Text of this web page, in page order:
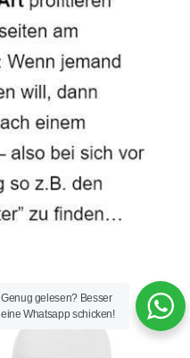
Genug gelesen? Besser
eine Whatsapp schicken!